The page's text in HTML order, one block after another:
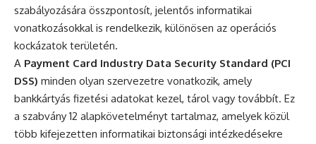
szabályozására összpontosít, jelentős informatikai
vonatkozásokkal is rendelkezik, különösen az operációs
kockázatok területén.
A Payment Card Industry Data Security Standard (PCI
DSS) minden olyan szervezetre vonatkozik, amely
bankkártyás fizetési adatokat kezel, tárol vagy továbbít. Ez
a szabvány 12 alapkövetelményt tartalmaz, amelyek közül
több kifejezetten informatikai biztonsági intézkedésekre